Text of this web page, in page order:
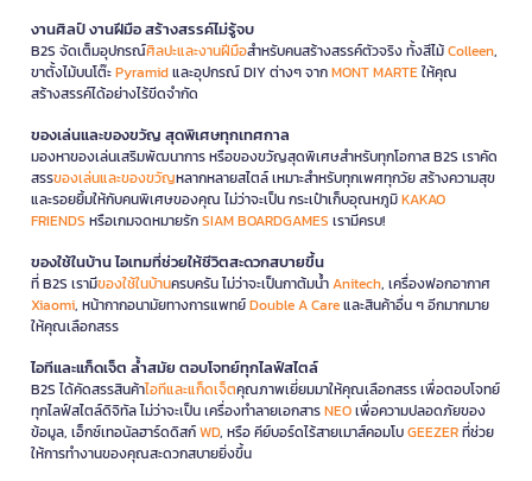
งานศิลป์ งานฝีมือ สร้างสรรค์ไม่รู้จบ
B2S จัดเต็มอุปกรณ์ศิลปะและงานฝีมือสำหรับคนสร้างสรรค์ตัวจริง ทั้งสีไม้Colleen,
ขาตั้งไม้บนโต๊ะPyramidและอุปกรณ์ DIY ต่างๆ จากMONT MARTEให้คุณ
สร้างสรรค์ได้อย่างไร้ขีดจำกัด
ของเล่นและของขวัญ สุดพิเศษทุกเทศกาล
มองหาของเล่นเสริมพัฒนาการ หรือของขวัญสุดพิเศษสำหรับทุกโอกาส B2S เราคัด
สรรของเล่นและของขวัญหลากหลายสไตล์ เหมาะสำหรับทุกเพศทุกวัย สร้างความสุข
และรอยยิ้มให้กับคนพิเศษของคุณ ไม่ว่าจะเป็น กระเป๋าเก็บอุณหภูมิKAKAO
FRIENDS หรือเกมจดหมายรักSIAM BOARDGAMES เรามีครบ!
ของใช้ในบ้าน ไอเทมที่ช่วยให้ชีวิตสะดวกสบายขึ้น
ที่ B2S เรามีของใช้ในบ้านครบครัน ไม่ว่าจะเป็นกาต้มน้ำAnitech, เครื่องฟอกอากาศ
Xiaomi, หน้ากากอนามัยทางการแพทย์Double A Careและสินค้าอื่น ๆ อีกมากมาย
ให้คุณเลือกสรร
ไอทีและแก็ดเจ็ต ล้ำสมัย ตอบโจทย์ทุกไลฟ์สไตล์
B2S ได้คัดสรรสินค้าไอทีและแก็ดเจ็ตคุณภาพเยี่ยมมาให้คุณเลือกสรร เพื่อตอบโจทย์
ทุกไลฟ์สไตล์ดิจิทัล ไม่ว่าจะเป็น เครื่องทำลายเอกสารNEOเพื่อความปลอดภัยของ
ข้อมูล, เอ็กซ์เทอนัลฮาร์ดดิสก์WD, หรือ คีย์บอร์ดไร้สายเมาส์คอมโบGEEZERที่ช่วย
ให้การทำงานของคุณสะดวกสบายยิ่งขึ้น